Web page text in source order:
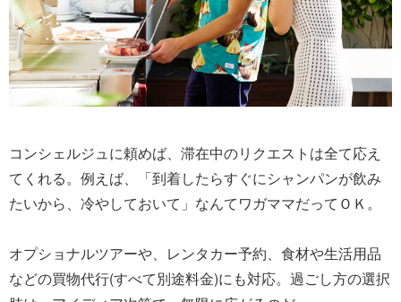
コンシェルジュに頼めば、滞在中のリクエストは全て応え
てくれる。例えば、「到着したらすぐにシャンパンが飲み
たいから、冷やしておいて」なんてワガママだってＯＫ。
オプショナルツアーや、レンタカー予約、食材や生活用品
などの買物代行(すべて別途料金)にも対応。過ごし方の選択